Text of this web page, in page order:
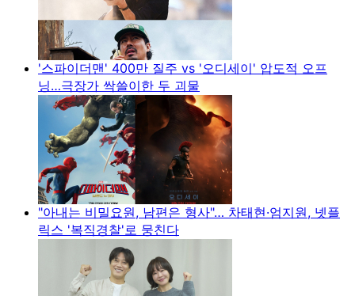
'스파이더맨' 400만 질주 vs '오디세이' 압도적 오프
닝…극장가 싹쓸이한 두 괴물
"아내는 비밀요원, 남편은 형사"… 차태현·엄지원, 넷플
릭스 '복직경찰'로 뭉친다